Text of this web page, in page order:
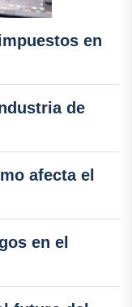
en
de
afecta el
en el